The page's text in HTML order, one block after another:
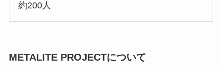
約200人
METALITE PROJECTについて